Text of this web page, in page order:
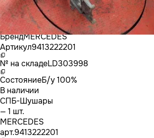
БрендMERCEDES
Артикул9413222201
№ на складеLD303998
СостояниеБ/у 100%
В наличии
СПБ-Шушары
— 1 шт.
MERCEDES
арт.9413222201